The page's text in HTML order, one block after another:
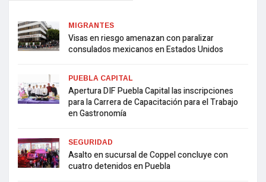
MIGRANTES
Visas en riesgo amenazan con paralizar
consulados mexicanos en Estados Unidos
PUEBLA CAPITAL
Apertura DIF Puebla Capital las inscripciones
para la Carrera de Capacitación para el Trabajo
en Gastronomía
SEGURIDAD
Asalto en sucursal de Coppel concluye con
cuatro detenidos en Puebla